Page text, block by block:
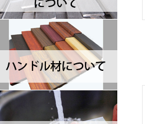
BRK Designed by ESEE ブルリ
ッジナイフデザイン エスイー
Browning ブローニング
Buck バック
Camillus カミラス
Casstrom カストロム
CIVIVI シビビ
Bastinelli Creations バスティネ